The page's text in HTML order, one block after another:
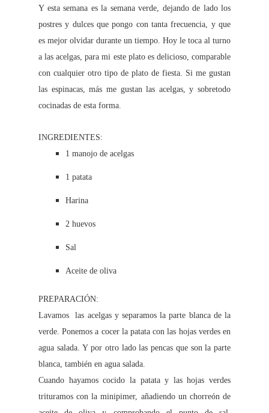
Y esta semana es la semana verde, dejando de lado los
postres y dulces que pongo con tanta frecuencia, y que
es mejor olvidar durante un tiempo. Hoy le toca al turno
a las acelgas, para mi este plato es delicioso, comparable
con cualquier otro tipo de plato de fiesta. Si me gustan
las espinacas, más me gustan las acelgas, y sobretodo
cocinadas de esta forma.
INGREDIENTES:
1 manojo de acelgas
1 patata
Harina
2 huevos
Sal
Aceite de oliva
PREPARACIÓN:
Lavamos las acelgas y separamos la parte blanca de la
verde. Ponemos a cocer la patata con las hojas verdes en
agua salada. Y por otro lado las pencas que son la parte
blanca, también en agua salada.
Cuando hayamos cocido la patata y las hojas verdes
trituramos con la minipimer, añadiendo un chorreón de